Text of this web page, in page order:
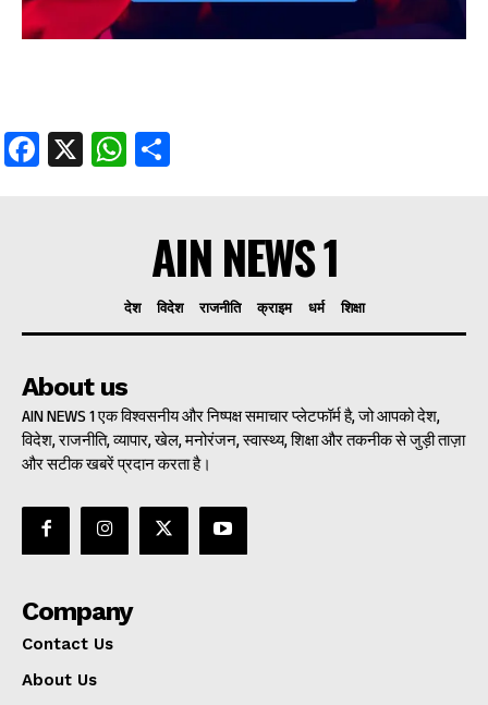
Facebook
X WhatsApp
AIN NEWS 1
देश विदेश राजनीति क्राइम धर्म शिक्षा
About us
AIN NEWS 1 एक विश्वसनीय और निष्पक्ष समाचार प्लेटफॉर्म है, जो आपको देश,
विदेश, राजनीति, व्यापार, खेल, मनोरंजन, स्वास्थ्य, शिक्षा और तकनीक से जुड़ी ताज़ा
और सटीक खबरें प्रदान करता है।
Company
Contact Us
About Us